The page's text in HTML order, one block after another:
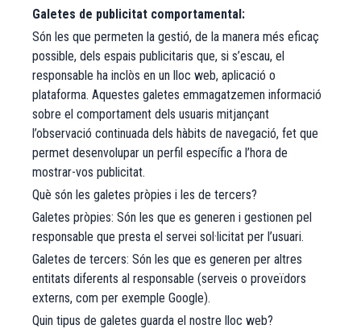
Galetes de publicitat comportamental:
Són les que permeten la gestió, de la manera més eficaç
possible, dels espais publicitaris que, si s’escau, el
responsable ha inclòs en un lloc web, aplicació o
plataforma. Aquestes galetes emmagatzemen informació
sobre el comportament dels usuaris mitjançant
l’observació continuada dels hàbits de navegació, fet que
permet desenvolupar un perfil específic a l’hora de
mostrar-vos publicitat.
​Què són les galetes pròpies i les de tercers?
Galetes pròpies: Són les que es generen i gestionen pel
responsable que presta el servei sol·licitat per l’usuari.
Galetes de tercers: Són les que es generen per altres
entitats diferents al responsable (serveis o proveïdors
externs, com per exemple Google).
Quin tipus de galetes guarda el nostre lloc web?